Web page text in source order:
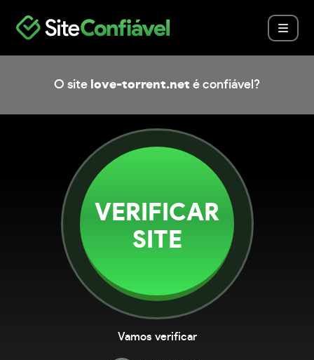
O site love-torrent.net é confiável?
VERIFICAR
SITE
Vamos verificar